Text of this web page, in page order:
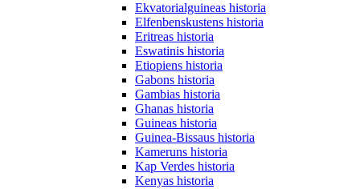
Ekvatorialguineas historia
Elfenbenskustens historia
Eritreas historia
Eswatinis historia
Etiopiens historia
Gabons historia
Gambias historia
Ghanas historia
Guineas historia
Guinea-Bissaus historia
Kameruns historia
Kap Verdes historia
Kenyas historia